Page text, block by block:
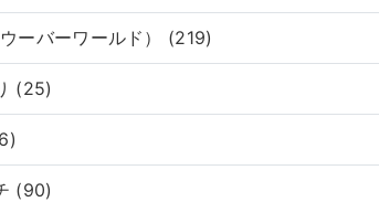
ーバーワールド） (219)
(25)
(90)